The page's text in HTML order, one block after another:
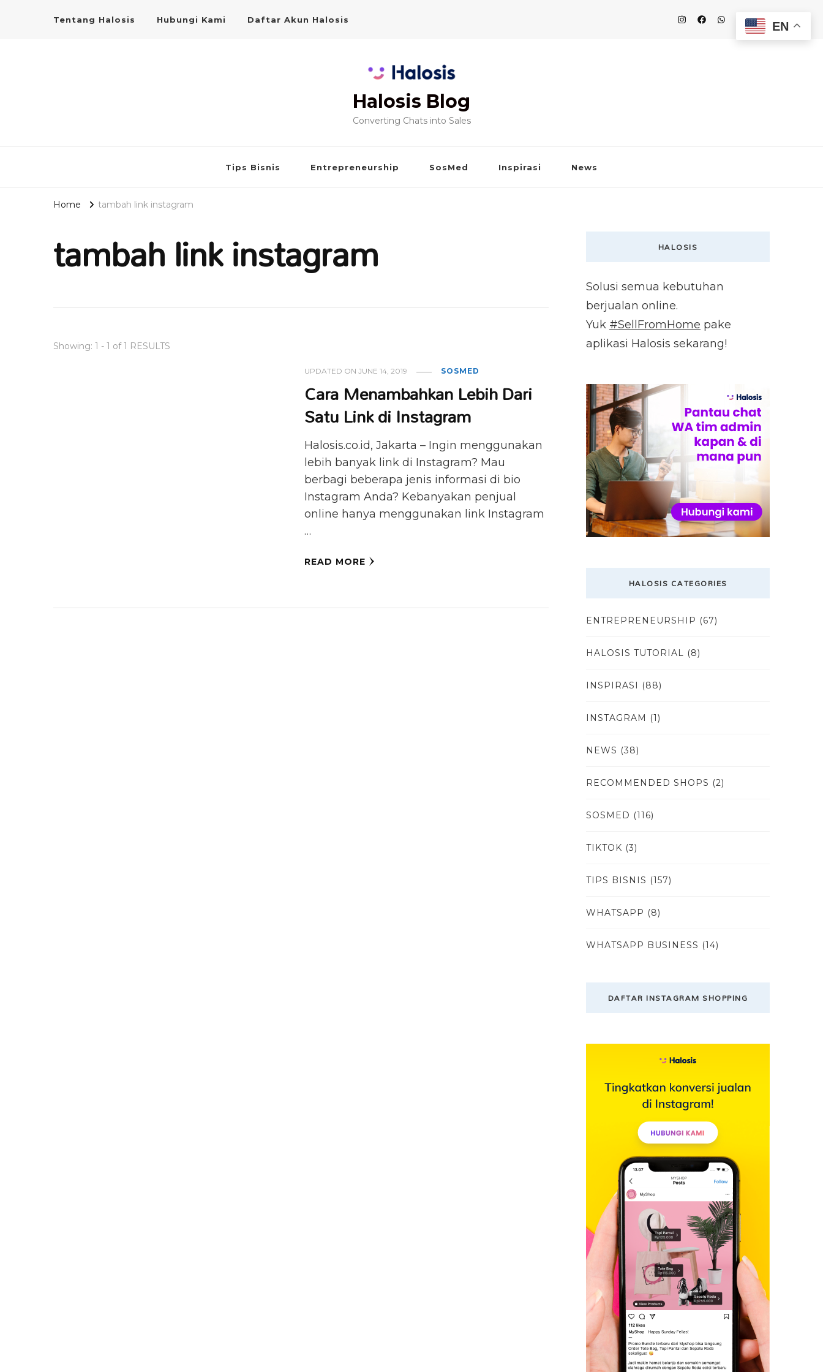
Tentang Halosis Hubungi Kami Daftar Akun Halosis
Halosis Blog
Converting Chats into Sales
Tips Bisnis Entrepreneurship SosMed Inspirasi News
Home tambah link instagram
tambah link instagram
Showing: 1 - 1 of 1 RESULTS
UPDATED ONJUNE 14, 2019 SOSMED
Cara Menambahkan Lebih Dari
Satu Link di Instagram
Halosis.co.id, Jakarta – Ingin menggunakan
lebih banyak link di Instagram? Mau
berbagi beberapa jenis informasi di bio
Instagram Anda? Kebanyakan penjual
online hanya menggunakan link Instagram
…
READ MORE
HALOSIS
Solusi semua kebutuhan
berjualan online.
Yuk #SellFromHome pake
aplikasi Halosis sekarang!
HALOSIS CATEGORIES
ENTREPRENEURSHIP (67)
HALOSIS TUTORIAL (8)
INSPIRASI (88)
INSTAGRAM (1)
NEWS (38)
RECOMMENDED SHOPS (2)
SOSMED (116)
TIKTOK (3)
TIPS BISNIS (157)
WHATSAPP (8)
WHATSAPP BUSINESS (14)
DAFTAR INSTAGRAM SHOPPING
EN